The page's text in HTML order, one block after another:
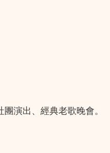
演出、經典老歌晚會。